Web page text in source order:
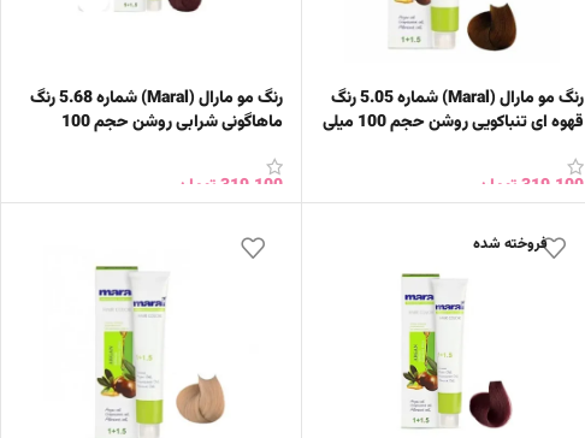
رنگ مو مارال (Maral) شماره 5.05 رنگ
قهوه ای تنباکویی روشن حجم 100 میلی
319,100تومان
رنگ مو مارال (Maral) شماره 5.68 رنگ
ماهاگونی شرابی روشن حجم 100
319,100تومان
فروخته شده